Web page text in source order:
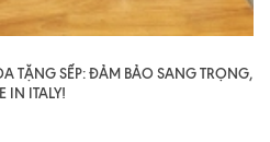
TẶNG SẾP: ĐẢM BẢO SANG TRỌNG,
IN ITALY!